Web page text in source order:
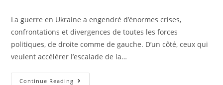
La guerre en Ukraine a engendré d’énormes crises,
confrontations et divergences de toutes les forces
politiques, de droite comme de gauche. D’un côté, ceux qui
veulent accélérer l’escalade de la…
Continue Reading